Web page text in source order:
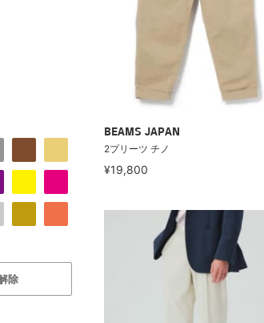
除
BEAMS JAPAN
2プリーツ チノ
¥19,800